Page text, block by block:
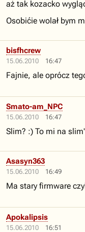
aż tak kozacko
Osobićie wolał bym
15.06.2010 16:47
bisfhcrew
Fajnie, ale oprócz
15.06.2010 16:47
Smato-am_NPC
Slim? :) To mi na
15.06.2010 16:49
Asasyn363
Ma stary firmware
15.06.2010 16:51
Apokalipsis